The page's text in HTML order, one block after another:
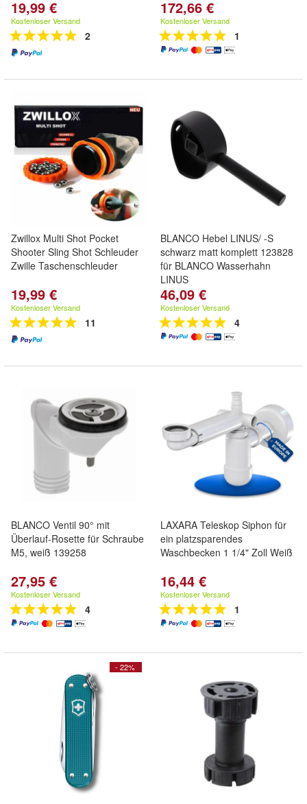
19,99 €
Kostenloser Versand
2
172,66 €
Kostenloser Versand
1
Zwillox Multi Shot Pocket
Shooter Sling Shot Schleuder
Zwille Taschenschleuder
19,99 €
Kostenloser Versand
11
BLANCO Hebel LINUS/ -S
schwarz matt komplett 123828
für BLANCO Wasserhahn
LINUS
46,09 €
Kostenloser Versand
4
BLANCO Ventil 90° mit
Überlauf-Rosette für Schraube
M5, weiß 139258
27,95 €
Kostenloser Versand
4
LAXARA Teleskop Siphon für
ein platzsparendes
Waschbecken 1 1/4" Zoll Weiß
16,44 €
Kostenloser Versand
1
- 22%